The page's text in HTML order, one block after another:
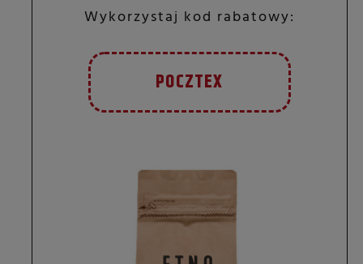
Wykorzystaj kod rabatowy:
POCZTEX